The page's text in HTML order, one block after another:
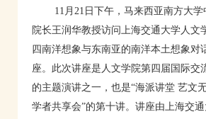
11月21日下午，马来西亚南方大
院长王润华教授访问上海交通大学人文
四南洋想象与东南亚的南洋本土想象对
座。此次讲座是人文学院第四届国际交
的主题演讲之一，也是“海派讲堂 艺
学者共享会”的第十讲。讲座由上海交